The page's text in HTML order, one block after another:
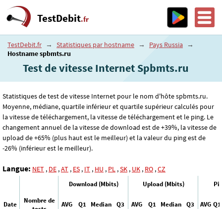
TestDebit.fr
TestDebit.fr → Statistiques par hostname → Pays Russia →
Hostname spbmts.ru
Test de vitesse Internet Spbmts.ru
Statistiques de test de vitesse Internet pour le nom d'hôte spbmts.ru.
Moyenne, médiane, quartile inférieur et quartile supérieur calculés pour
la vitesse de téléchargement, la vitesse de téléchargement et le ping. Le
changement annuel de la vitesse de download est de +39%, la vitesse de
upload de +65% (plus haut est le meilleur) et la valeur du ping est de
-26% (inférieur est le meilleur).
Langue: NET , DE ,AT , ES , IT , HU , PL ,SK , UK , RO ,CZ
Download (Mbits) Upload (Mbits)
Date
Nombre de
AVG Q1 Median Q3 AVG Q1 Median Q3 AVG Q1